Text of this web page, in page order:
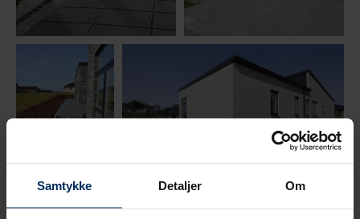
Samtykke Detaljer Om